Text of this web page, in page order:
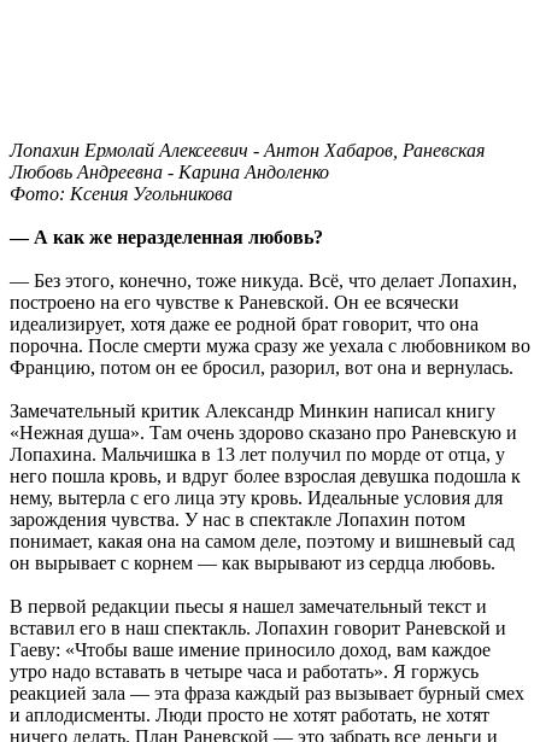
Лопахин Ермолай Алексеевич - Антон Хабаров, Раневская
Любовь Андреевна - Карина Андоленко
Фото: Ксения Угольникова
— А как же неразделенная любовь?
— Без этого, конечно, тоже никуда. Всё, что делает Лопахин,
построено на его чувстве к Раневской. Он ее всячески
идеализирует, хотя даже ее родной брат говорит, что она
порочна. После смерти мужа сразу же уехала с любовником во
Францию, потом он ее бросил, разорил, вот она и вернулась.
Замечательный критик Александр Минкин написал книгу
«Нежная душа». Там очень здорово сказано про Раневскую и
Лопахина. Мальчишка в 13 лет получил по морде от отца, у
него пошла кровь, и вдруг более взрослая девушка подошла к
нему, вытерла с его лица эту кровь. Идеальные условия для
зарождения чувства. У нас в спектакле Лопахин потом
понимает, какая она на самом деле, поэтому и вишневый сад
он вырывает с корнем — как вырывают из сердца любовь.
В первой редакции пьесы я нашел замечательный текст и
вставил его в наш спектакль. Лопахин говорит Раневской и
Гаеву: «Чтобы ваше имение приносило доход, вам каждое
утро надо вставать в четыре часа и работать». Я горжусь
реакцией зала — эта фраза каждый раз вызывает бурный смех
и аплодисменты. Люди просто не хотят работать, не хотят
ничего делать. План Раневской — это забрать все деньги и